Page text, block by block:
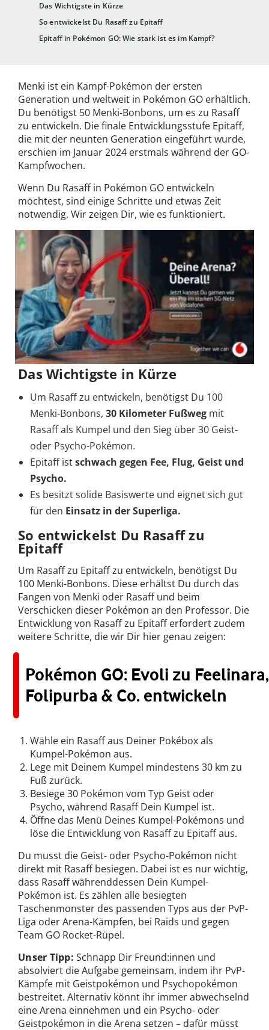
Das Wichtigste in Kürze
So entwickelst Du Rasaff zu Epitaff
Epitaff in Pokémon GO: Wie stark ist es im Kampf?
Menki ist ein Kampf-Pokémon der ersten
Generation und weltweit in Pokémon GO erhältlich.
Du benötigst 50 Menki-Bonbons, um es zu Rasaff
zu entwickeln. Die finale Entwicklungsstufe Epitaff,
die mit der neunten Generation eingeführt wurde,
erschien im Januar 2024 erstmals während der GO-
Kampfwochen.
Wenn Du Rasaff in Pokémon GO entwickeln
möchtest, sind einige Schritte und etwas Zeit
notwendig. Wir zeigen Dir, wie es funktioniert.
Das Wichtigste in Kürze
Um Rasaff zu entwickeln, benötigst Du 100
Menki-Bonbons, 30 Kilometer Fußweg mit
Rasaff als Kumpel und den Sieg über 30 Geist-
oder Psycho-Pokémon.
Epitaff istschwach gegen Fee, Flug, Geist und
Psycho.
Es besitzt solide Basiswerte und eignet sich gut
für den Einsatz in der Superliga.
So entwickelst Du Rasaff zu
Epitaff
Um Rasaff zu Epitaff zu entwickeln, benötigst Du
100 Menki-Bonbons. Diese erhältst Du durch das
Fangen von Menki oder Rasaff und beim
Verschicken dieser Pokémon an den Professor. Die
Entwicklung von Rasaff zu Epitaff erfordert zudem
weitere Schritte, die wir Dir hier genau zeigen:
Pokémon GO: Evoli zu Feelinara,
Folipurba & Co. entwickeln
Wähle ein Rasaff aus Deiner Pokébox als
Kumpel-Pokémon aus.
Lege mit Deinem Kumpel mindestens 30 km zu
Fuß zurück.
Besiege 30 Pokémon vom Typ Geist oder
Psycho, während Rasaff Dein Kumpel ist.
Öffne das Menü Deines Kumpel-Pokémons und
löse die Entwicklung von Rasaff zu Epitaff aus.
Du musst die Geist- oder Psycho-Pokémon nicht
direkt mit Rasaff besiegen. Dabei ist es nur wichtig,
dass Rasaff währenddessen Dein Kumpel-
Pokémon ist. Es zählen alle besiegten
Taschenmonster des passenden Typs aus der PvP-
Liga oder Arena-Kämpfen, bei Raids und gegen
Team GO Rocket-Rüpel.
Unser Tipp: Schnapp Dir Freund:innen und
absolviert die Aufgabe gemeinsam, indem ihr PvP-
Kämpfe mit Geistpokémon und Psychopokémon
bestreitet. Alternativ könnt ihr immer abwechselnd
eine Arena einnehmen und ein Psycho- oder
Geistpokémon in die Arena setzen – dafür müsst